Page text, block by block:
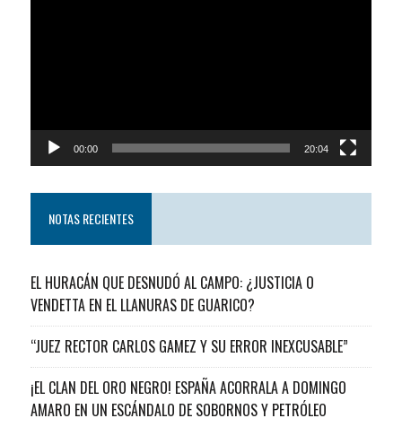
00:00 20:04
NOTAS RECIENTES
EL HURACÁN QUE DESNUDÓ AL CAMPO: ¿JUSTICIA O
VENDETTA EN EL LLANURAS DE GUARICO?
“JUEZ RECTOR CARLOS GAMEZ Y SU ERROR INEXCUSABLE”
¡EL CLAN DEL ORO NEGRO! ESPAÑA ACORRALA A DOMINGO
AMARO EN UN ESCÁNDALO DE SOBORNOS Y PETRÓLEO